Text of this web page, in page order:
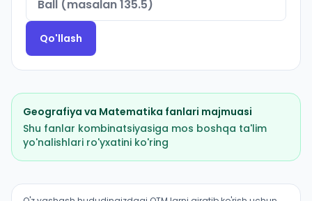
Qo'llash
Geografiya va Matematika fanlari majmuasi
Shu fanlar kombinatsiyasiga mos boshqa ta'lim
yo'nalishlari ro'yxatini ko'ring